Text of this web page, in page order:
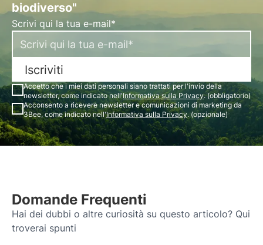
biodiverso"
Scrivi qui la tua e-mail*
Iscriviti
Accetto che i miei dati personali siano trattati per l'invio della
newsletter, come indicato nell'Informativa sulla Privacy. (obbligatorio)
Acconsento a ricevere newsletter e comunicazioni di marketing da
3Bee, come indicato nell'Informativa sulla Privacy. (opzionale)
Domande Frequenti
Hai dei dubbi o altre curiosità su questo articolo? Qui
troverai spunti